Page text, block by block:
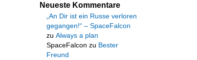
Neueste Kommentare
„An Dir ist ein Russe verloren
gegangen!“ – SpaceFalcon
zu Always a plan
SpaceFalcon zu Bester
Freund